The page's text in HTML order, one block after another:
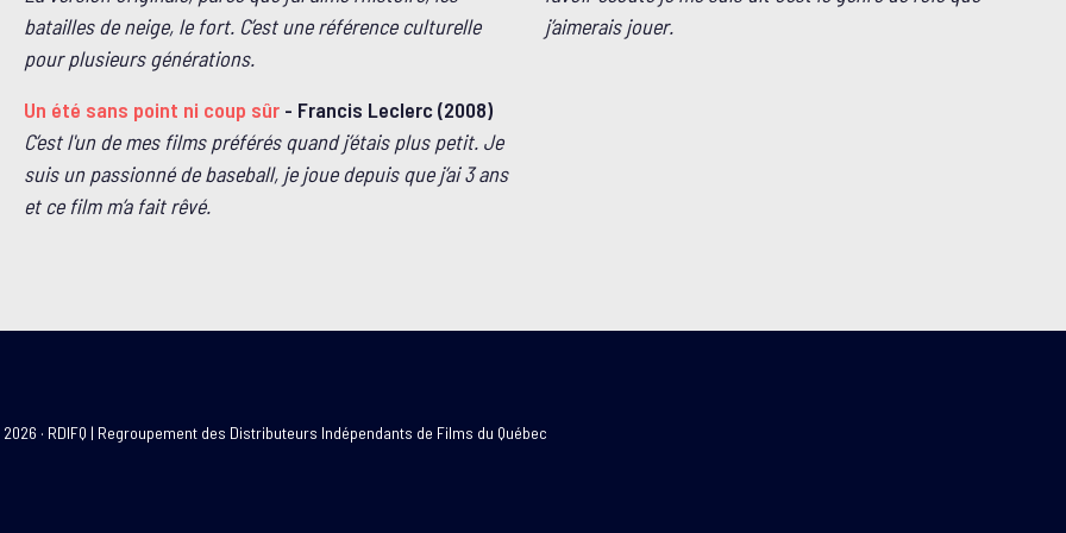
batailles de neige, le fort. C’est une référence culturelle
pour plusieurs générations.
Un été sans point ni coup sûr - Francis Leclerc (2008)
C’est l'un de mes films préférés quand j’étais plus petit. Je
suis un passionné de baseball, je joue depuis que j’ai 3 ans
et ce film m’a fait rêvé.
j’aimerais jouer.
· RDIFQ | Regroupement des Distributeurs Indépendants de Films du Québec